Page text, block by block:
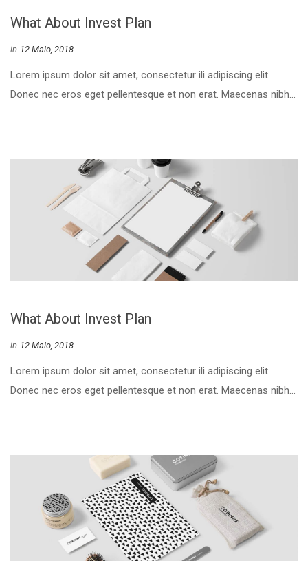
What About Invest Plan
in 12 Maio, 2018
Lorem ipsum dolor sit amet, consectetur ili adipiscing elit.
Donec nec eros eget pellentesque et non erat. Maecenas nibh...
What About Invest Plan
in 12 Maio, 2018
Lorem ipsum dolor sit amet, consectetur ili adipiscing elit.
Donec nec eros eget pellentesque et non erat. Maecenas nibh...